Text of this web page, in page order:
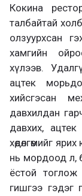
Кокина
талбайтай
олзуурхсан
хамгийн
хүлээв.
ацтек
хийсгэсан
давхилдан
давхих,
хөдөлгөмийг
нь мордоод л,
ёстой тоглож
гишгээ гэдэг